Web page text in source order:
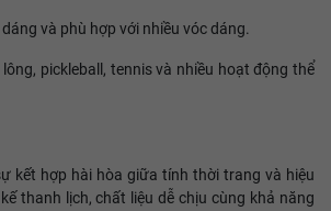
và phù hợp với nhiều vóc dáng.
pickleball, tennis và nhiều hoạt động thể
kết hợp hài hòa giữa tính thời trang và hiệu
thanh lịch, chất liệu dễ chịu cùng khả năng